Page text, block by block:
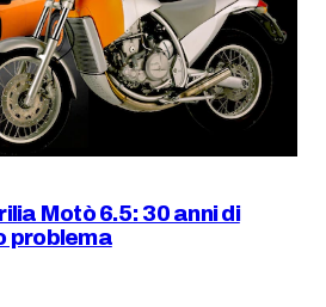
Motò 6.5: 30 anni di
problema